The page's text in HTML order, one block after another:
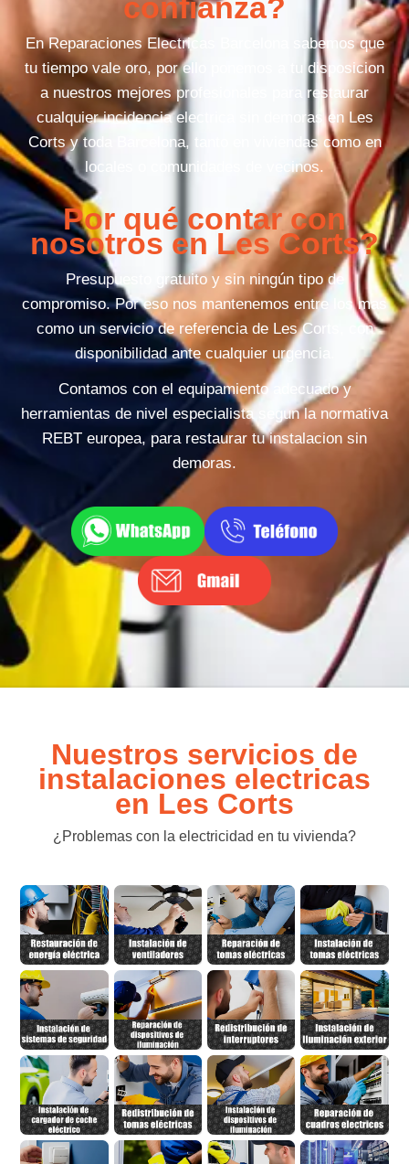
confianza?
En Reparaciones Electricas Barcelona sabemos que
tu tiempo vale oro, por ello ponemos a tu disposicion
a nuestros mejores profesionales para restaurar
cualquier incidencia electrica sin demoras en Les
Corts y toda Barcelona, tanto en viviendas como en
locales o comunidades de vecinos.
Por qué contar con
nosotros en Les Corts?
Presupuesto gratuito y sin ningún tipo de
compromiso. Por eso nos mantenemos entre los mas
como un servicio de referencia de Les Corts, con
disponibilidad ante cualquier urgencia.
Contamos con el equipamiento adecuado y
herramientas de nivel especialista segun la normativa
REBT europea, para restaurar tu instalacion sin
demoras.
Nuestros servicios de
instalaciones electricas
en Les Corts
¿Problemas con la electricidad en tu vivienda?